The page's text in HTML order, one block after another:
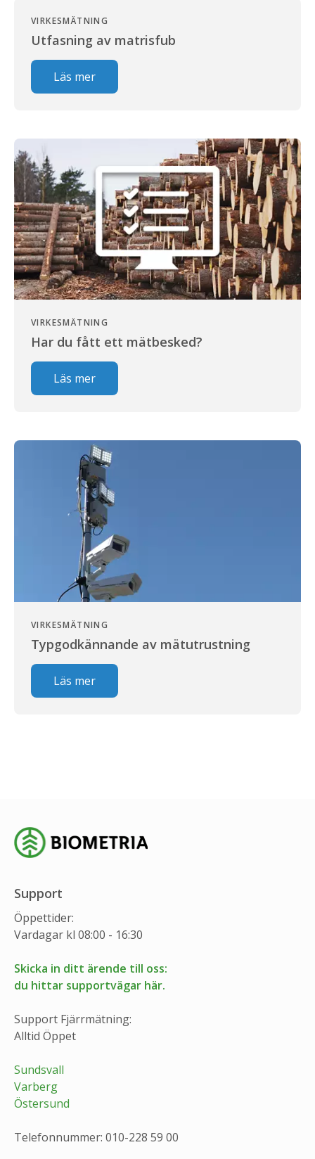
VIRKESMÄTNING
Utfasning av matrisfub
Läs mer
VIRKESMÄTNING
Har du fått ett mätbesked?
Läs mer
VIRKESMÄTNING
Typgodkännande av mätutrustning
Läs mer
Support
Öppettider:
Vardagar kl 08:00 - 16:30
Skicka in ditt ärende till oss:
du hittar supportvägar här.
Support Fjärrmätning:
Alltid Öppet
Sundsvall
Varberg
Östersund
Telefonnummer: 010-228 59 00